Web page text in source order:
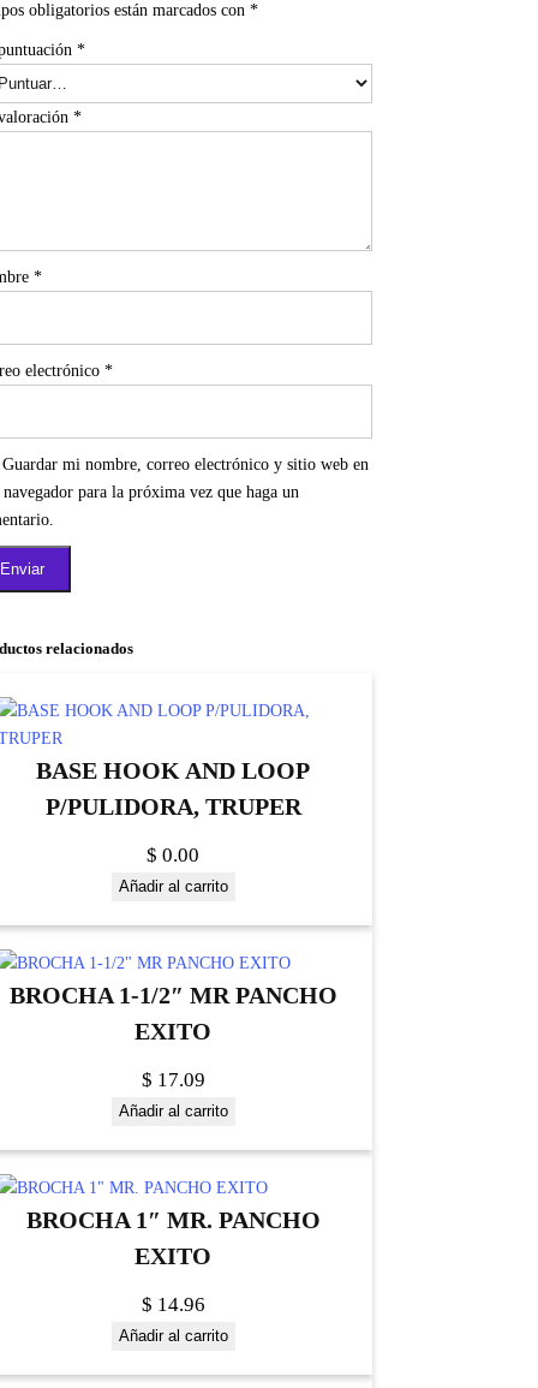
obligatorios están marcados con *
*
*
*
electrónico *
Guardar mi nombre, correo electrónico y sitio web en
navegador para la próxima vez que haga un
relacionados
BASE HOOK AND LOOP
P/PULIDORA, TRUPER
$ 0.00
Añadir al carrito
BROCHA 1-1/2″ MR PANCHO
EXITO
$ 17.09
Añadir al carrito
BROCHA 1″ MR. PANCHO
EXITO
$ 14.96
Añadir al carrito